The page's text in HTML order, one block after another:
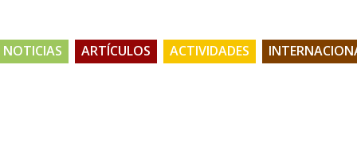
NOTICIAS ARTÍCULOS ACTIVIDADES